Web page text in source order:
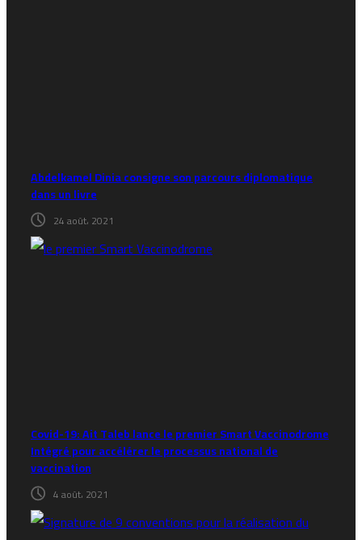
Abdelkamel Dinia consigne son parcours diplomatique
dans un livre
24 août، 2021
Covid-19: Ait Taleb lance le premier Smart Vaccinodrome
Intégré pour accélérer le processus national de
vaccination
4 août، 2021